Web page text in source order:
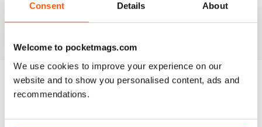
Consent Details About
Welcome to pocketmags.com
We use cookies to improve your experience on our
website and to show you personalised content, ads and
recommendations.
Probeer een
Illustrated